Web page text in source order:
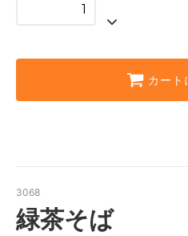
カート
3068
緑茶そば